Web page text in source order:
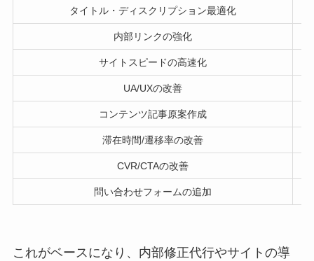
タイトル・ディスクリプション最適化
内部リンクの強化
サイトスピードの高速化
UA/UXの改善
コンテンツ記事原案作成
滞在時間/遷移率の改善
CVR/CTAの改善
問い合わせフォームの追加
これがベースになり、内部修正代行やサイトの導